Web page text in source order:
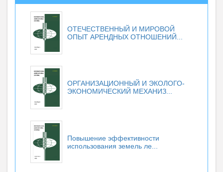
ОТЕЧЕСТВЕННЫЙ И МИРОВОЙ
ОПЫТ АРЕНДНЫХ ОТНОШЕНИЙ...
ОРГАНИЗАЦИОННЫЙ И ЭКОЛОГО-
ЭКОНОМИЧЕСКИЙ МЕХАНИЗ...
Повышение эффективности
использования земель ле...